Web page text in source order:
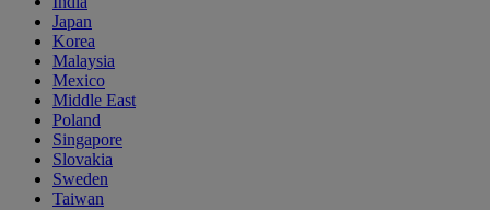
Japan
Korea
Malaysia
Mexico
Middle East
Poland
Singapore
Slovakia
Sweden
Taiwan